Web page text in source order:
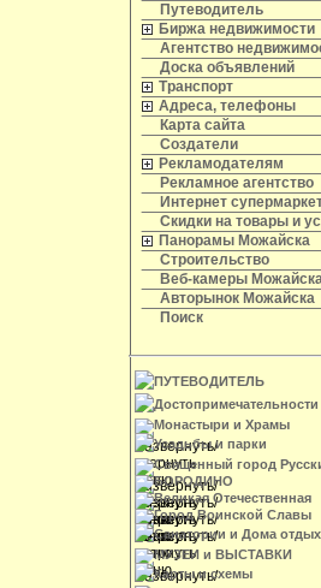
Путеводитель
Биржа недвижимости
Агентство
Доска объявлений
Транспорт
Адреса, телефоны
Карта сайта
Создатели
Рекламодателям
Рекламное агентство
Интернет
Скидки на товары и
Панорамы Можайска
Строительство
Веб-камеры
Авторынок Можайска
Поиск
ПУТЕВОДИТЕЛЬ
Достопримечательности
Монастыри и Храмы
Усадьбы и парки
Священный город
БОРОДИНО
Великая Отечественная
Город Воинской Славы
Санатории и Дома
МУЗЕИ и ВЫСТАВКИ
Карты и схемы